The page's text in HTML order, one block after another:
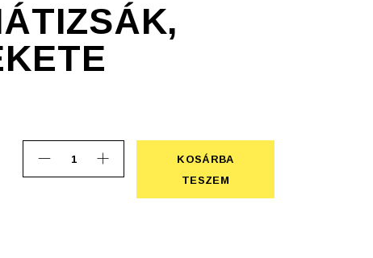
Trails hátizsák, piros/fekete quantity
KOSÁRBA
TESZEM